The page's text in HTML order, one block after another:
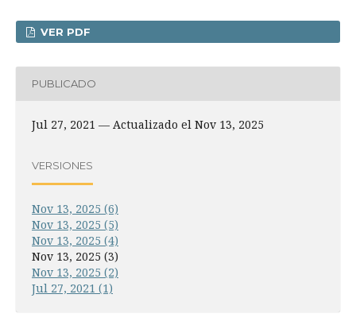
VER PDF
PUBLICADO
Jul 27, 2021 — Actualizado el Nov 13, 2025
VERSIONES
Nov 13, 2025 (6)
Nov 13, 2025 (5)
Nov 13, 2025 (4)
Nov 13, 2025 (3)
Nov 13, 2025 (2)
Jul 27, 2021 (1)